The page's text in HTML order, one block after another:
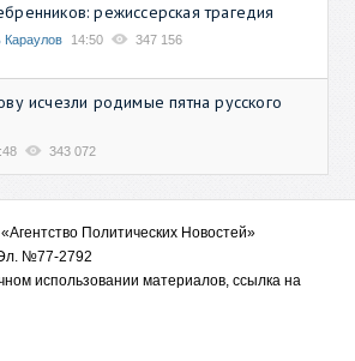
режиссерская трагедия
Караулов 14:50 347 156
исчезли родимые пятна русского
343 072
Политических Новостей»
№77-2792
использовании материалов, ссылка на